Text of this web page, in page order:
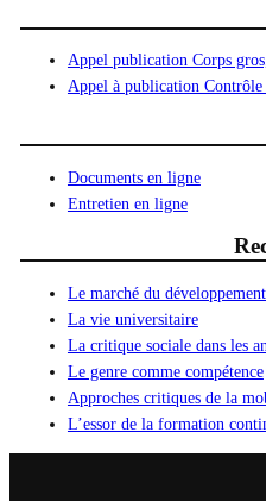
Appel publication Corps
Appel à publication
Documents en ligne
Entretien en ligne
Le marché du
La vie universitaire
La critique sociale dans les
Le genre comme compétence
Approches critiques de la
L’essor de la formation